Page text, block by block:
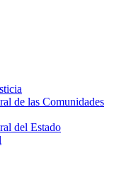
de las Comunidades
del Estado